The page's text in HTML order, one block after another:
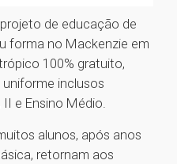
de educação de
forma no Mackenzie em
100% gratuito,
inclusos
e Ensino Médio.
alunos, após anos
retornam aos